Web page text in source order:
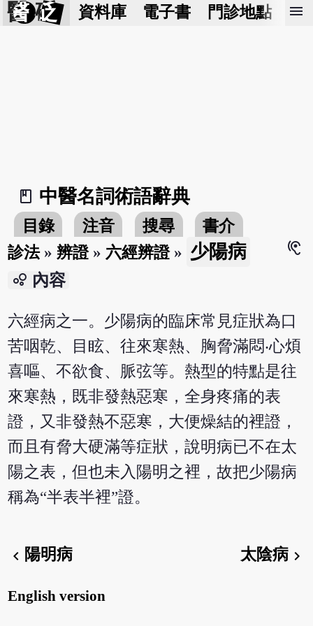
醫 砭 資料庫 電子書 門診地點 預
menu
book_2
中醫名詞術語辭典
目錄 注音 搜尋
書介
診法» 辨證» 六經辨證» 少陽病
hearing
bubble_chart 內容
六經病之一。少陽病的臨床常見症狀為口
苦咽乾、目眩、往來寒熱、胸脅滿悶‧心煩
喜嘔、不欲食、脈弦等。熱型的特點是往
來寒熱，既非發熱惡寒，全身疼痛的表
證，又非發熱不惡寒，大便燥結的裡證，
而且有脅大硬滿等症狀，說明病已不在太
陽之表，但也未入陽明之裡，故把少陽病
稱為“半表半裡”證。
chevron_left 陽明病 太陰病chevron_right
English version